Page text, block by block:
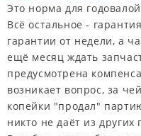
Это норма для
Всё остальное -
гарантии от недели, а
ещё месяц ждать
предусмотрена
возникает вопрос, за
копейки "продал"
никто не даёт из других